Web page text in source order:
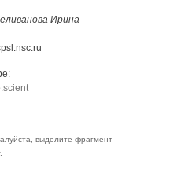
Ирина
выделите фрагмент
.